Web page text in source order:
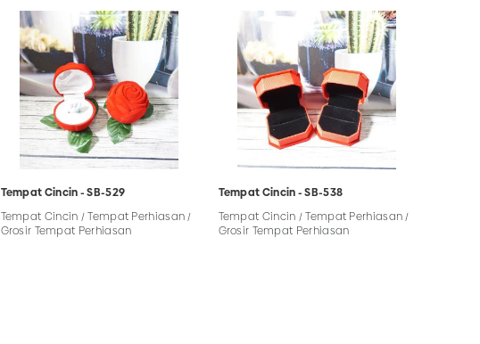
Tempat Cincin - SB-529
Tempat Cincin / Tempat Perhiasan /
Grosir Tempat Perhiasan
Tempat Cincin - SB-538
Tempat Cincin / Tempat Perhiasan /
Grosir Tempat Perhiasan